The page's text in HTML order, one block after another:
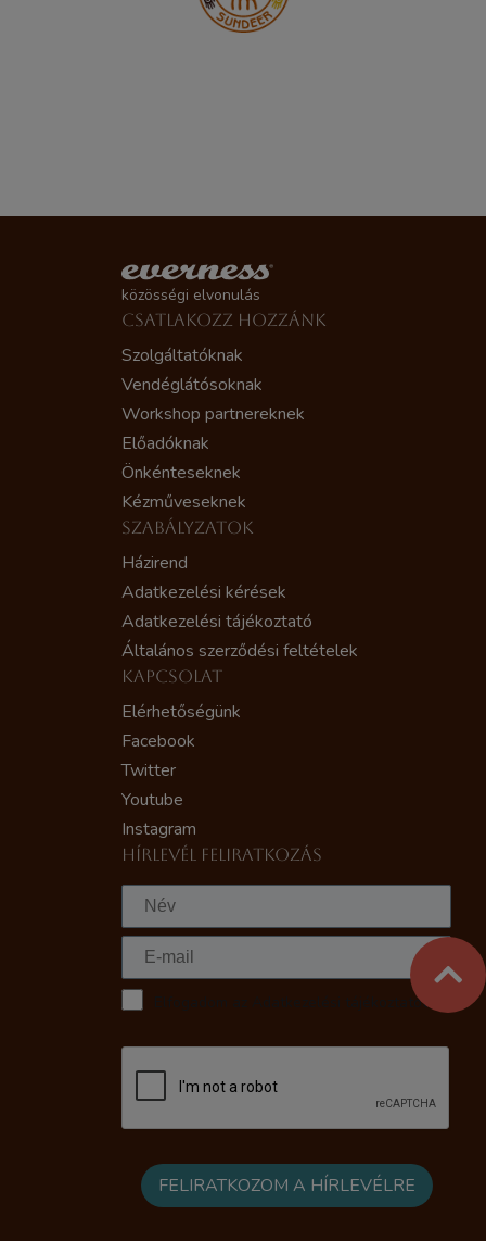
közösségi elvonulás
CSATLAKOZZ HOZZÁNK
Szolgáltatóknak
Vendéglátósoknak
Workshop partnereknek
Előadóknak
Önkénteseknek
Kézműveseknek
SZABÁLYZATOK
Házirend
Adatkezelési kérések
Adatkezelési tájékoztató
Általános szerződési feltételek
KAPCSOLAT
Elérhetőségünk
Facebook
Twitter
Youtube
Instagram
HÍRLEVÉL FELIRATKOZÁS
Elfogadom az Adatkezelési tájékoztatót